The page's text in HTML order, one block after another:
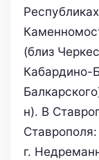
(близ
Кабардино-
н). В
г.